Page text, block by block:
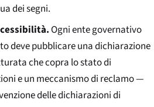
dei segni.
Ogni ente governativo
deve pubblicare una dichiarazione
che copra lo stato di
e un meccanismo di reclamo —
delle dichiarazioni di